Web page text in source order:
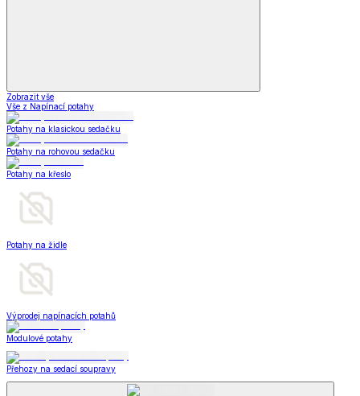
Zobrazit vše
Vše z Napínací potahy
Potahy na klasickou sedačku
Potahy na rohovou sedačku
Potahy na křeslo
Potahy na židle
Výprodej napínacích potahů
Modulové potahy
Přehozy na sedací soupravy